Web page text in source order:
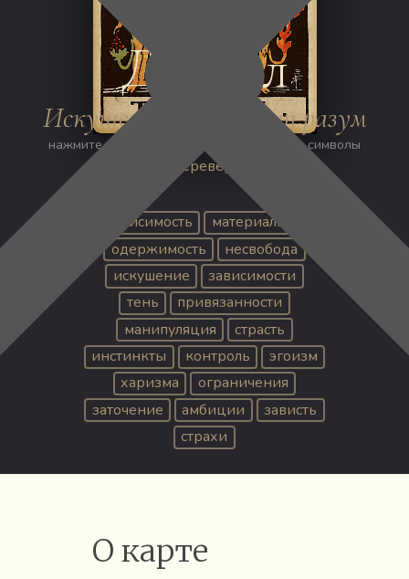
нажмите на изображение, чтобы открыть символы
Дьявол
Искушение затмевает разум
Перевернуть
зависимость
материализм
одержимость
несвобода
искушение
зависимости
тень
привязанности
манипуляция
страсть
инстинкты
контроль
эгоизм
харизма
ограничения
заточение
амбиции
зависть
страхи
О карте